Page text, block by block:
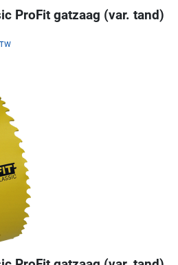
ProFit gatzaag (var. tand)